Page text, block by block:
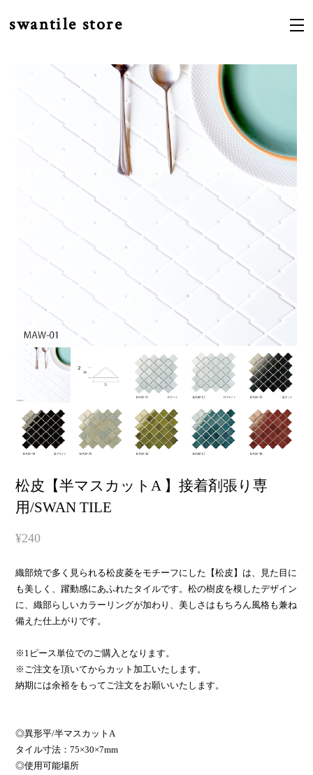
swantile store
松皮【半マスカットA 】接着剤張り専
用/SWAN TILE
¥240
織部焼で多く見られる松皮菱をモチーフにした【松皮】は、見た目に
も美しく、躍動感にあふれたタイルです。松の樹皮を模したデザイン
に、織部らしいカラーリングが加わり、美しさはもちろん風格も兼ね
備えた仕上がりです。
※1ピース単位でのご購入となります。
※ご注文を頂いてからカット加工いたします。
納期には余裕をもってご注文をお願いいたします。
◎異形平/半マスカットA
タイル寸法：75×30×7mm
◎使用可能場所